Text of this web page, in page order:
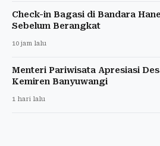
Check-in Bagasi di Bandara
Sebelum Berangkat
10 jam lalu
Menteri Pariwisata Apresiasi
Kemiren Banyuwangi
1 hari lalu